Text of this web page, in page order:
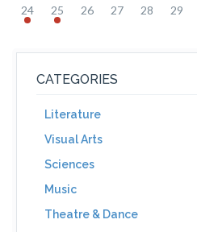
24 25 26 27 28 29
CATEGORIES
Literature
Visual Arts
Sciences
Music
Theatre & Dance